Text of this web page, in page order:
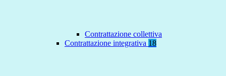
Contrattazione collettiva
Contrattazione integrativa 18